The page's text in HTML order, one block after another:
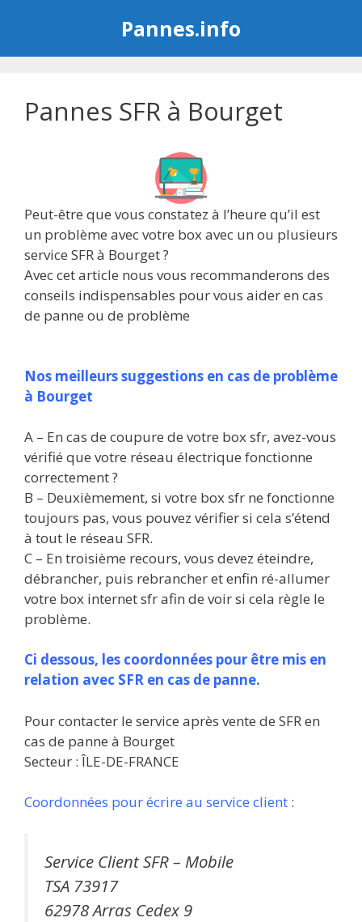
Pannes.info
Pannes SFR à Bourget
Peut-être que vous constatez à l’heure qu’il est
un problème avec votre box avec un ou plusieurs
service SFR à Bourget ?
Avec cet article nous vous recommanderons des
conseils indispensables pour vous aider en cas
de panne ou de problème
Nos meilleurs suggestions en cas de problème
à Bourget
A – En cas de coupure de votre box sfr, avez-vous
vérifié que votre réseau électrique fonctionne
correctement ?
B – Deuxièmement, si votre box sfr ne fonctionne
toujours pas, vous pouvez vérifier si cela s’étend
à tout le réseau SFR.
C – En troisième recours, vous devez éteindre,
débrancher, puis rebrancher et enfin ré-allumer
votre box internet sfr afin de voir si cela règle le
problème.
Ci dessous, les coordonnées pour être mis en
relation avec SFR en cas de panne.
Pour contacter le service après vente de SFR en
cas de panne à Bourget
Secteur : ÎLE-DE-FRANCE
Coordonnées pour écrire au service client :
Service Client SFR – Mobile
TSA 73917
62978 Arras Cedex 9